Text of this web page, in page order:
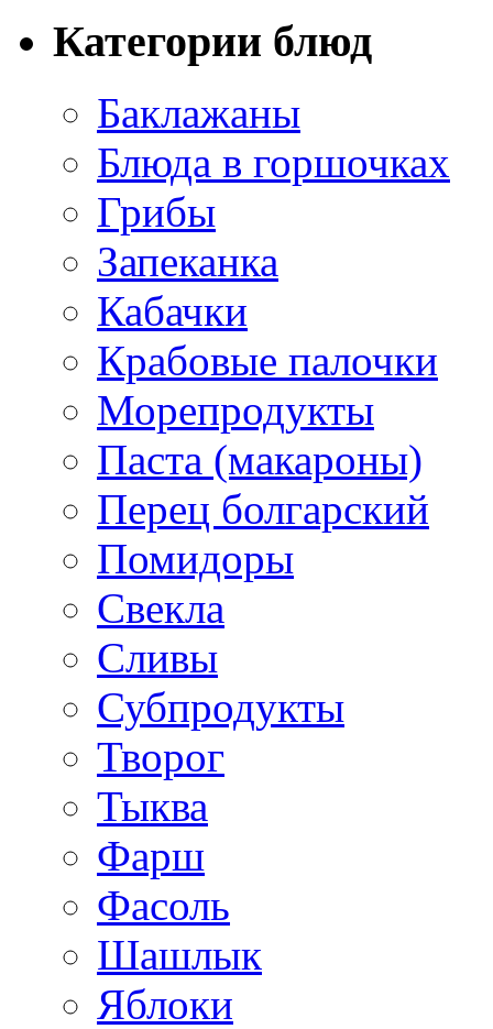
Категории блюд
Баклажаны
Блюда в горшочках
Грибы
Запеканка
Кабачки
Крабовые палочки
Морепродукты
Паста (макароны)
Перец болгарский
Помидоры
Свекла
Сливы
Субпродукты
Творог
Тыква
Фарш
Фасоль
Шашлык
Яблоки